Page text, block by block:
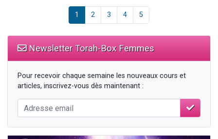
1 2 3 4 5
Newsletter Torah-Box Femmes
Pour recevoir chaque semaine les nouveaux cours et
articles, inscrivez-vous dès maintenant :